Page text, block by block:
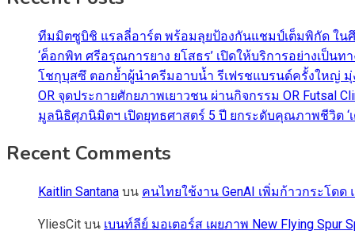
ทีมมิตซูบิชิ แรลลี่อาร์ต พร้อมลุยป้องกันแชมป์เต็มพิกัด ใน
‘ค็อกพิท ศรีอรุณการยาง ยโสธร’ เปิดให้บริการอย่างเป็น
โชกุบุสซึ ตอกย้ำผู้นำครีมอาบน้ำ รีเฟรชแบรนด์ครั้งใหญ่ มุ่
OR จุดประกายศักยภาพเยาวชน ผ่านกิจกรรม OR Futsal
มูลนิธิศุภนิมิตฯ เปิดยุทธศาสตร์ 5 ปี ยกระดับคุณภาพชีวิต
Recent Comments
Kaitlin Santana บน คนไทยใช้งาน GenAI เพิ่มก้าวกระโด
YliesCit บน เบนท์ลีย์ มอเตอร์ส เผยภาพ New Flying